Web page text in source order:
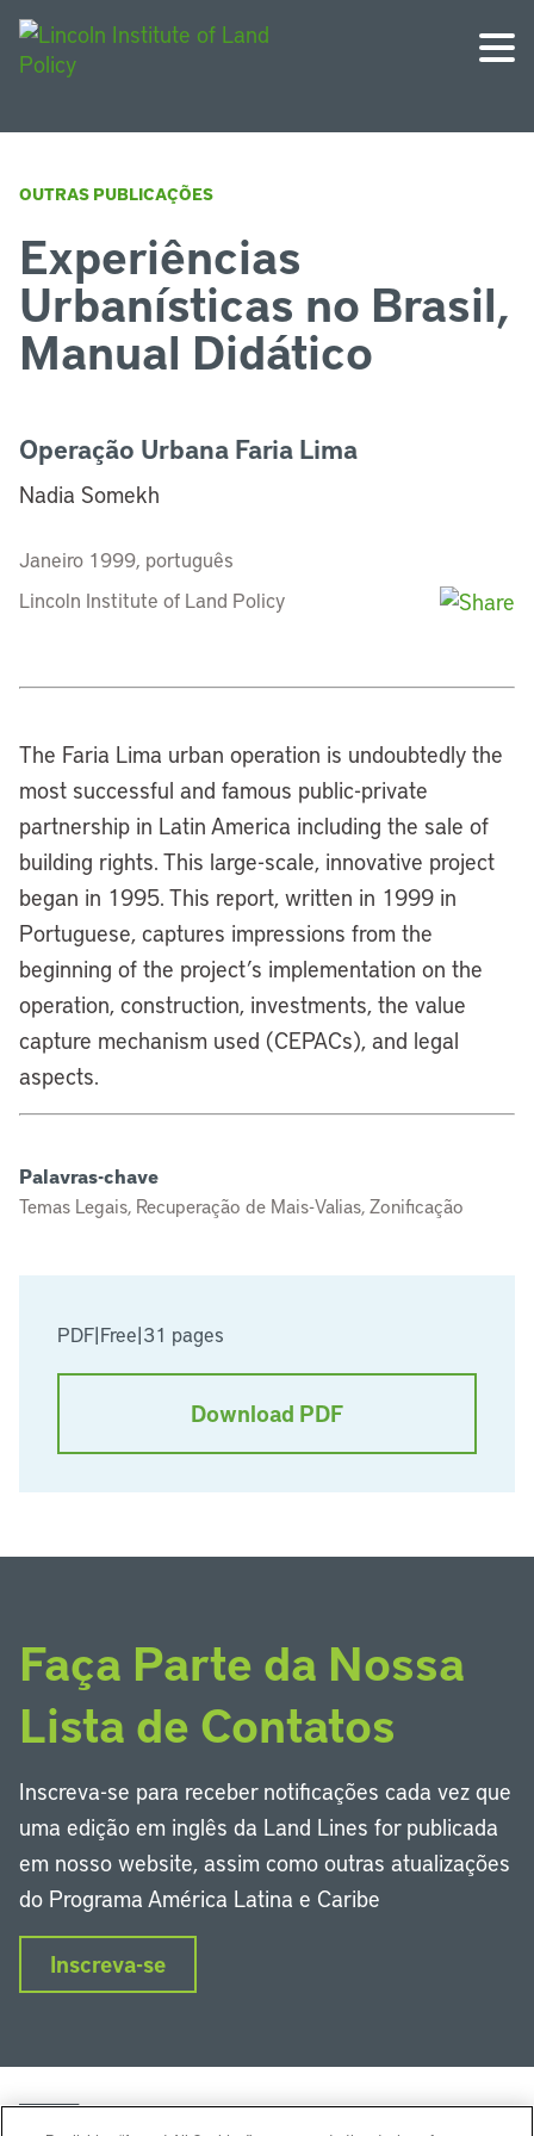
OUTRAS PUBLICAÇÕES
PDF|Free|31 pages
Download PDF
Experiências
Urbanísticas no Brasil,
Manual Didático
Operação Urbana Faria Lima
Nadia Somekh
Janeiro 1999, português
Lincoln Institute of Land Policy
The Faria Lima urban operation is undoubtedly the
most successful and famous public-private
partnership in Latin America including the sale of
building rights. This large-scale, innovative project
began in 1995. This report, written in 1999 in
Portuguese, captures impressions from the
beginning of the project’s implementation on the
operation, construction, investments, the value
capture mechanism used (CEPACs), and legal
aspects.
Palavras-chave
Temas Legais, Recuperação de Mais-Valias, Zonificação
Faça Parte da Nossa
Lista de Contatos
Inscreva-se para receber notificações cada vez que
uma edição em inglês da Land Lines for publicada
em nosso website, assim como outras atualizações
do Programa América Latina e Caribe
Inscreva-se